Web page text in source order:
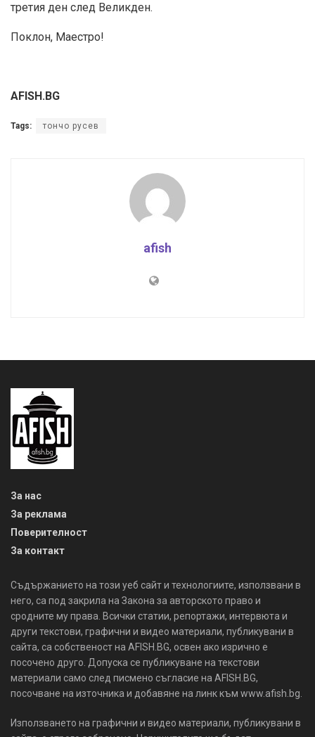
третия ден след Великден.
Поклон, Маестро!
AFISH.BG
Tags: тончо русев
afish
За нас
За реклама
Поверителност
За контакт
Съдържанието на този уеб сайт и технологиите, използвани в
него, са под закрила на Закона за авторското право и
сродните му права. Всички статии, репортажи, интервюта и
други текстови, графични и видео материали, публикувани в
сайта, са собственост на AFISH.BG, освен ако изрично е
посочено друго. Допуска се публикуване на текстови
материали само след писмено съгласие на AFISH.BG,
посочване на източника и добавяне на линк към www.afish.bg.
Използването на графични и видео материали, публикувани в